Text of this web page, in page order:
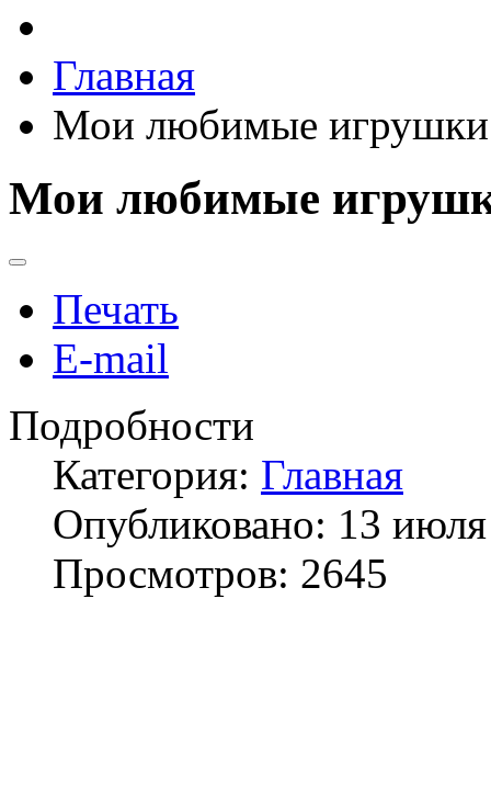
Главная
Мои любимые игрушки
Мои любимые
Печать
E-mail
Подробности
Категория: Главная
Опубликовано: 13
Просмотров: 2645